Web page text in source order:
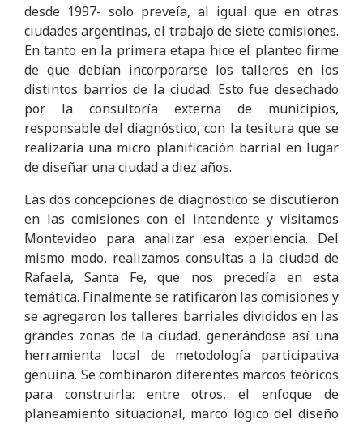
desde 1997- solo preveía, al igual que en otras
ciudades argentinas, el trabajo de siete comisiones.
En tanto en la primera etapa hice el planteo firme
de que debían incorporarse los talleres en los
distintos barrios de la ciudad. Esto fue desechado
por la consultoría externa de municipios,
responsable del diagnóstico, con la tesitura que se
realizaría una micro planificación barrial en lugar
de diseñar una ciudad a diez años.
Las dos concepciones de diagnóstico se discutieron
en las comisiones con el intendente y visitamos
Montevideo para analizar esa experiencia. Del
mismo modo, realizamos consultas a la ciudad de
Rafaela, Santa Fe, que nos precedía en esta
temática. Finalmente se ratificaron las comisiones y
se agregaron los talleres barriales divididos en las
grandes zonas de la ciudad, generándose así una
herramienta local de metodología participativa
genuina. Se combinaron diferentes marcos teóricos
para construirla: entre otros, el enfoque de
planeamiento situacional, marco lógico del diseño